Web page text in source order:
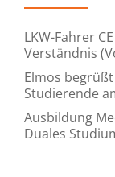
LKW-Fahrer
Verständnis
Elmos
Studierende
Ausbildung
Duales